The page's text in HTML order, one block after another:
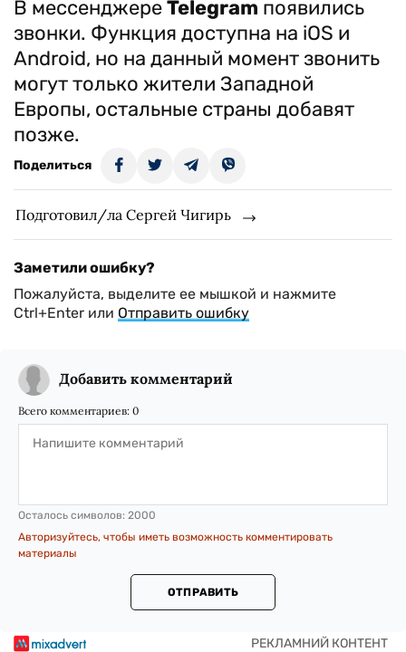
В мессенджереTelegram появились
звонки. Функция доступна на iOS и
Android, но на данный момент звонить
могут только жители Западной
Европы, остальные страны добавят
позже.
Поделиться
Подготовил/ла Сергей Чигирь
Заметили ошибку?
Пожалуйста, выделите ее мышкой и нажмите
Ctrl+Enter или Отправить ошибку
Добавить комментарий
Всего комментариев: 0
Осталось символов: 2000
Авторизуйтесь, чтобы иметь возможность комментировать
материалы
ОТПРАВИТЬ